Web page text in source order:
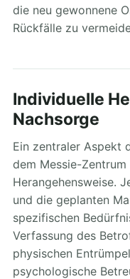
die neu gewonnene
Rückfälle zu
Individuelle
Nachsorge
Ein zentraler Aspekt
dem Messie-
Herangehensweise.
und die geplanten
spezifischen
Verfassung des
physischen
psychologische